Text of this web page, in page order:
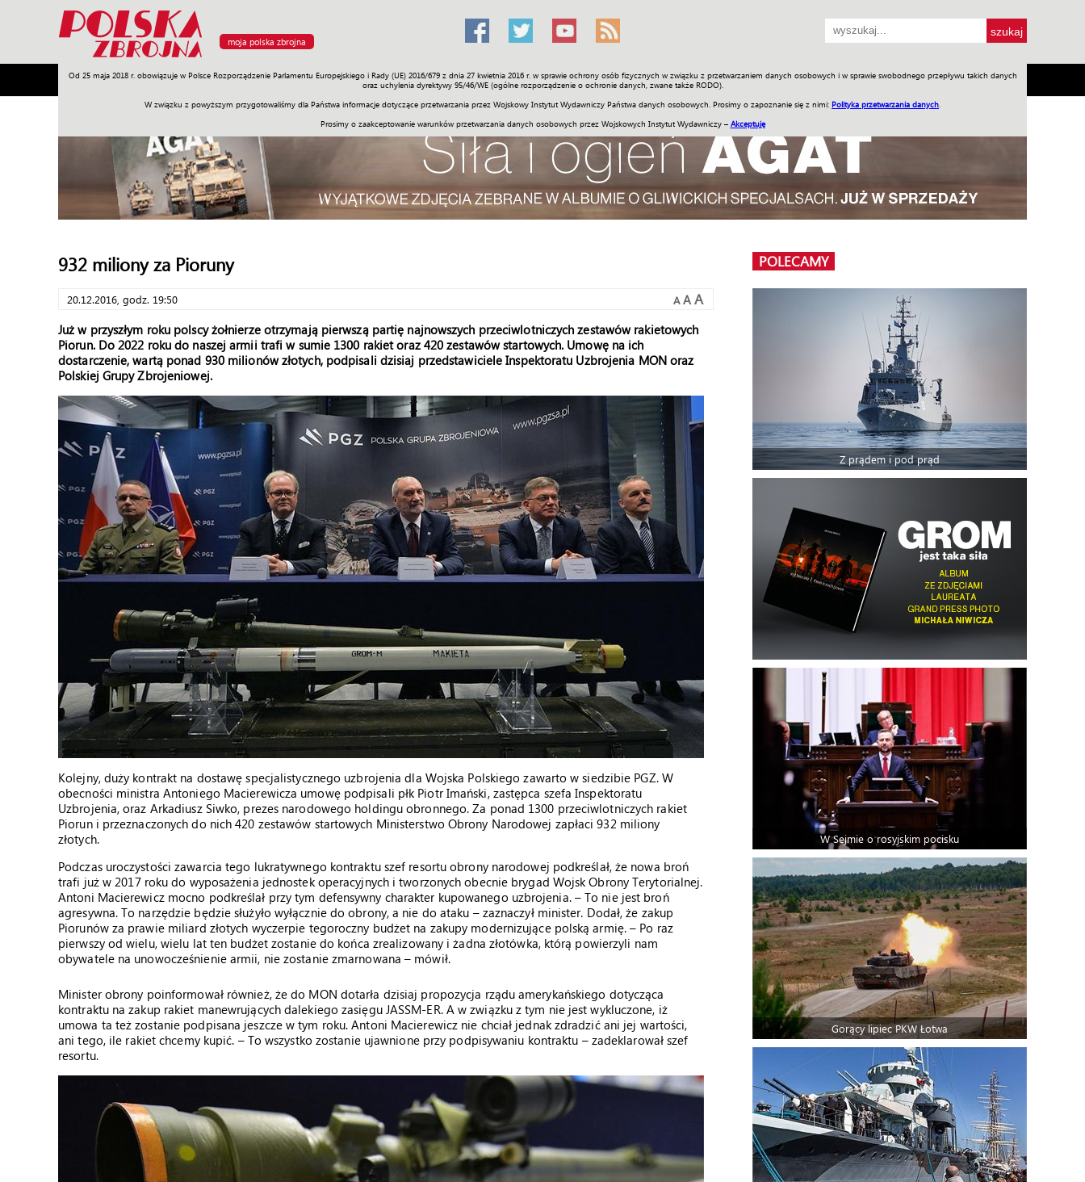
moja polska zbrojna
Od 25 maja 2018 r. obowiązuje w Polsce Rozporządzenie Parlamentu Europejskiego i Rady (UE) 2016/679 z dnia 27 kwietnia 2016 r. w sprawie ochrony osób fizycznych w związku z przetwarzaniem danych osobowych i w sprawie swobodnego przepływu takich danych
oraz uchylenia dyrektywy 95/46/WE (ogólne rozporządzenie o ochronie danych, zwane także RODO).
W związku z powyższym przygotowaliśmy dla Państwa informacje dotyczące przetwarzania przez Wojskowy Instytut Wydawniczy Państwa danych osobowych. Prosimy o zapoznanie się z nimi: Polityka przetwarzania danych
Prosimy o zaakceptowanie warunków przetwarzania danych osobowych przez Wojskowych Instytut Wydawniczy – Akceptuję
Armia Poligon Sprzęt Misje Polityka Prawo Świat Społeczność Sport Historia Galerie Wideo ENGLISH SKLEP Jednodniówki Praca w WIW
932 miliony za Pioruny
20.12.2016, godz. 19:50 A A A
Już w przyszłym roku polscy żołnierze otrzymają pierwszą partię najnowszych przeciwlotniczych zestawów rakietowych
Piorun. Do 2022 roku do naszej armii trafi w sumie 1300 rakiet oraz 420 zestawów startowych. Umowę na ich
dostarczenie, wartą ponad 930 milionów złotych, podpisali dzisiaj przedstawiciele Inspektoratu Uzbrojenia MON oraz
Polskiej Grupy Zbrojeniowej.
Kolejny, duży kontrakt na dostawę specjalistycznego uzbrojenia dla Wojska Polskiego zawarto w siedzibie PGZ. W
obecności ministra Antoniego Macierewicza umowę podpisali płk Piotr Imański, zastępca szefa Inspektoratu
Uzbrojenia, oraz Arkadiusz Siwko, prezes narodowego holdingu obronnego. Za ponad 1300 przeciwlotniczych rakiet
Piorun i przeznaczonych do nich 420 zestawów startowych Ministerstwo Obrony Narodowej zapłaci 932 miliony
złotych.
Podczas uroczystości zawarcia tego lukratywnego kontraktu szef resortu obrony narodowej podkreślał, że nowa broń
trafi już w 2017 roku do wyposażenia jednostek operacyjnych i tworzonych obecnie brygad Wojsk Obrony Terytorialnej.
Antoni Macierewicz mocno podkreślał przy tym defensywny charakter kupowanego uzbrojenia. – To nie jest broń
agresywna. To narzędzie będzie służyło wyłącznie do obrony, a nie do ataku – zaznaczył minister. Dodał, że zakup
Piorunów za prawie miliard złotych wyczerpie tegoroczny budżet na zakupy modernizujące polską armię. – Po raz
pierwszy od wielu, wielu lat ten budżet zostanie do końca zrealizowany i żadna złotówka, którą powierzyli nam
obywatele na unowocześnienie armii, nie zostanie zmarnowana – mówił.
Minister obrony poinformował również, że do MON dotarła dzisiaj propozycja rządu amerykańskiego dotycząca
kontraktu na zakup rakiet manewrujących dalekiego zasięgu JASSM-ER. A w związku z tym nie jest wykluczone, iż
umowa ta też zostanie podpisana jeszcze w tym roku. Antoni Macierewicz nie chciał jednak zdradzić ani jej wartości,
ani tego, ile rakiet chcemy kupić. – To wszystko zostanie ujawnione przy podpisywaniu kontraktu – zadeklarował szef
resortu.
POLECAMY
Z prądem i pod prąd
W Sejmie o rosyjskim pocisku
Gorący lipiec PKW Łotwa